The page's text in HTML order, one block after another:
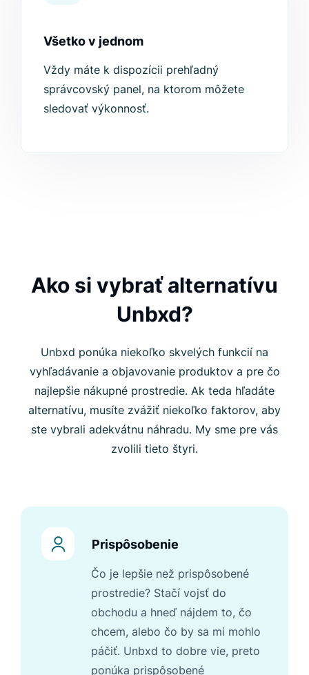
Všetko v jednom
Vždy máte k dispozícii prehľadný
správcovský panel, na ktorom môžete
sledovať výkonnosť.
Ako si vybrať alternatívu
Unbxd?
Unbxd ponúka niekoľko skvelých funkcií na
vyhľadávanie a objavovanie produktov a pre čo
najlepšie nákupné prostredie. Ak teda hľadáte
alternatívu, musíte zvážiť niekoľko faktorov, aby
ste vybrali adekvátnu náhradu. My sme pre vás
zvolili tieto štyri.
Prispôsobenie
Čo je lepšie než prispôsobené
prostredie? Stačí vojsť do
obchodu a hneď nájdem to, čo
chcem, alebo čo by sa mi mohlo
páčiť. Unbxd to dobre vie, preto
ponúka prispôsobené